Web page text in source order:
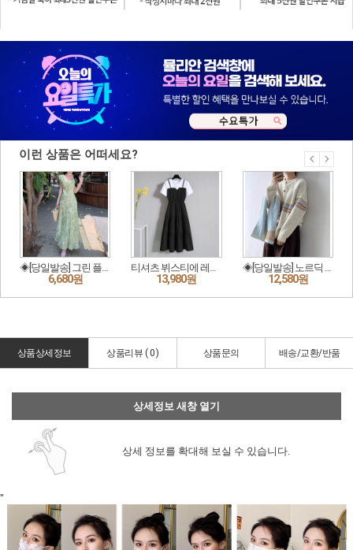
상품상세정보 상품리뷰 ( 0) 상품문의 배송/교환/반품
상세정보 새창 열기
상세 정보를 확대해 보실 수 있습니다.
"